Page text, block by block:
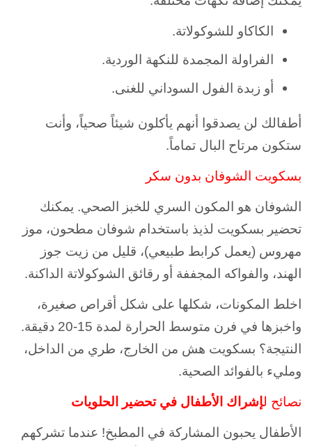
الكاكاو للشوكولاتة.
الفراولة المجمدة للنكهة الوردية.
أو زبدة الفول السوداني للغنى.
أطفالك لن يصدقوا أنهم يأكلون شيئاً صحياً، وأنت
ستكون مرتاح البال تماماً.
بسكويت الشوفان بدون سكر
الشوفان هو المكون السري للخبز الصحي. يمكنك
تحضير بسكويت لذيذ باستخدام شوفان مطحون، موز
مهروس (يعمل كرابط طبيعي)، قليل من زيت جوز
الهند، والفواكه المجففة أو رقائق الشوكولاتة الداكنة.
اخلط المكونات، شكلها على شكل أقراص صغيرة،
واخبزها في فرن متوسط الحرارة لمدة 15-20 دقيقة.
النتيجة؟ بسكويت هش من الخارج، طري من الداخل،
ومليء بالفوائد الصحية.
نصائح لإشراك الأطفال في تحضير الحلويات
الأطفال يحبون المشاركة في المطبخ! عندما تشركهم